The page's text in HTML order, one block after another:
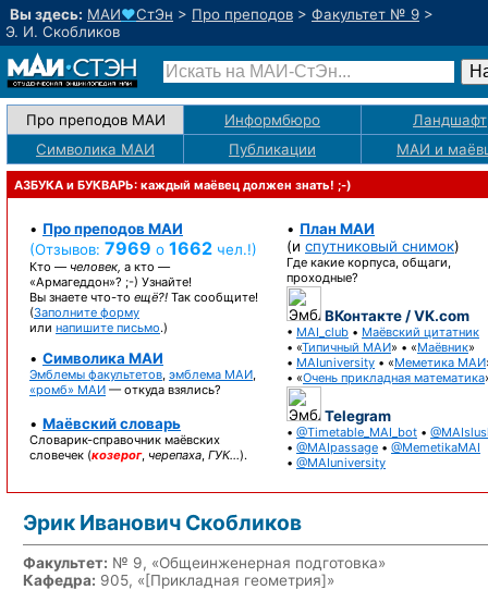
Вы здесь: МАИ♥СтЭн > Про преподов > Факультет № 9 >
Э. И. Скобликов
Про преподов МАИ Информбюро
Ландшафт
Символика МАИ
Публикации МАИ и
АЗБУКА и БУКВАРЬ: каждый маёвец должен знать! ;-)
• Про преподов МАИ
(Отзывов: 7969 о 1662 чел.!)
Кто — человек, а кто —
«Армагеддон»? ;-) Узнайте!
Вы знаете что-то ещё?! Так сообщите!
(Заполните форму
или напишите письмо.)
• Символика МАИ
Эмблемы факультетов, эмблема МАИ,
«ромб» МАИ — откуда взялись?
• Маёвский словарь
Словарик-справочник маёвских
словечек (козерог, черепаха, ГУК…).
• План МАИ
(и спутниковый снимок)
Где какие корпуса, общаги,
проходные?
ВКонтакте / VK.com
• MAI_club • Маёвский цитатник
• «Типичный МАИ» • «Маёвник»
• MAIuniversity • «Меметика МАИ
• «Очень прикладная математика
Telegram
• @Timetable_MAI_bot •
• @MAIpassage • @MemetikaMAI
• @MAIuniversity
Эрик Иванович Скобликов
Факультет: № 9, «Общеинженерная подготовка»
Кафедра: 905, «[Прикладная геометрия]»